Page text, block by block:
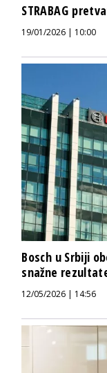
STRABAG
19/01/2026 | 10:00
Bosch u Srbiji
snažne
12/05/2026 | 14:56